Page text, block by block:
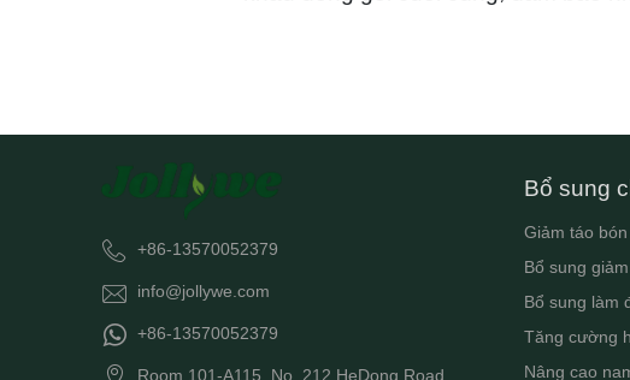
+86-13570052379
info@jollywe.com
+86-13570052379
Room 101-A115, No. 212 HeDong Road,
Bổ sung
Giảm táo bón
Bổ sung
Bổ sung làm
Tăng cường
Nâng cao